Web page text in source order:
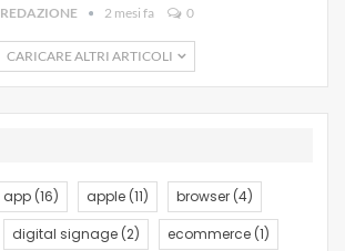
REDAZIONE 2 mesi fa 0
CARICARE ALTRI ARTICOLI
app (16) apple (11) browser (4)
digital signage (2) ecommerce (1)